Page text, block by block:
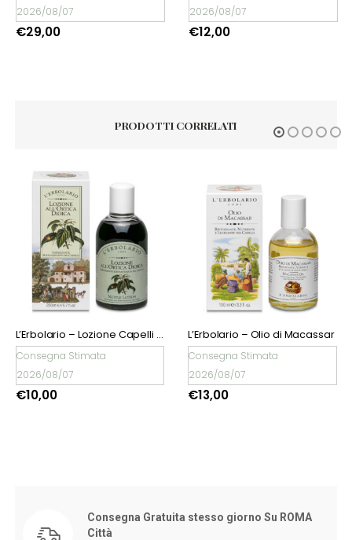
2026/08/07
€12,00
2026/08/07
€12,00
PRODOTTI CORRELATI
L’Erbolario – Olio di Macassar
Consegna Stimata
2026/08/07
€13,00
ESAURITO
€9,90
Consegna Gratuita stesso giorno Su ROMA
Città